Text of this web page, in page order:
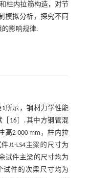
柱内拉筋构造，对节
模拟分析，探究不同
影响规律.
1所示，钢材力学性能
16 ］.其中方钢管混
高2 000 mm，柱内拉
J1-LS4主梁的尺寸为
试件主梁的尺寸均为
试件的次梁尺寸均为